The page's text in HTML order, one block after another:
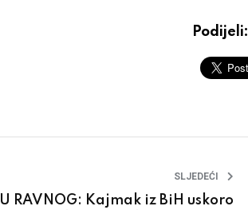
Podijeli:
SLJEDEĆI
RAVNOG: Kajmak iz BiH uskoro